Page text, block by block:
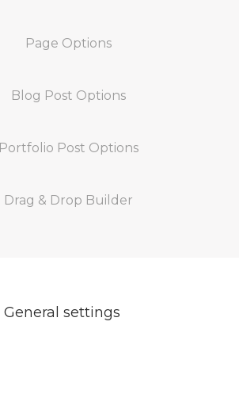
Page Options
Blog Post Options
Portfolio Post Options
Drag & Drop Builder
General settings